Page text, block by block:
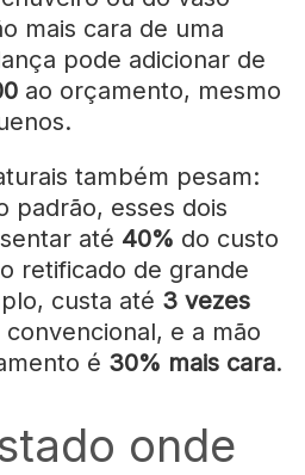
mais cara de uma
pode adicionar de
ao orçamento, mesmo
também pesam:
padrão, esses dois
até 40% do custo
retificado de grande
custa até 3 vezes
e a mão
é 30% mais cara.
onde